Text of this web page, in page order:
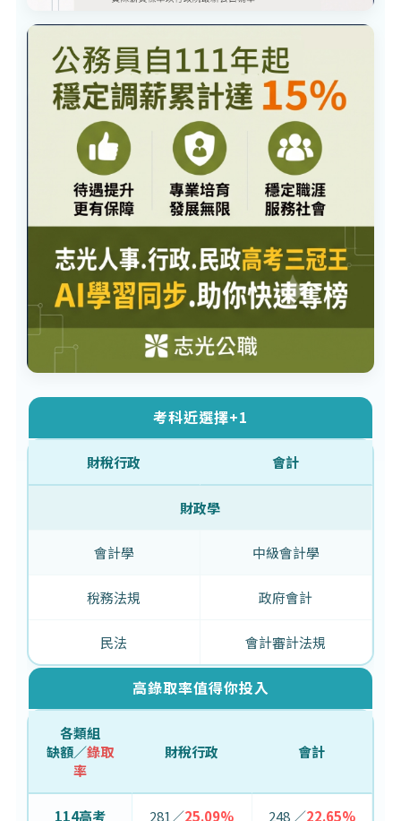
考科近選擇+1
財稅行政 會計
財政學
會計學 中級會計學
稅務法規 政府會計
民法 會計審計法規
高錄取率值得你投入
各類組
缺額／錄取
率
財稅行政 會計
114高考 281／25.09% 248 ／22.65%